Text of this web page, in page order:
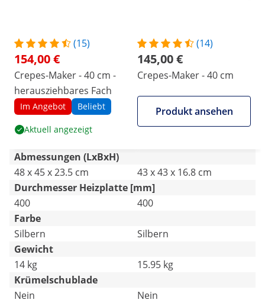
(15)
154,00 €
Crepes-Maker - 40 cm -
herausziehbares Fach
Im Angebot Beliebt
Aktuell angezeigt
(14)
145,00 €
Crepes-Maker - 40 cm
Produkt ansehen
Abmessungen (LxBxH)
48 x 45 x 23.5 cm
43 x 43 x 16.8 cm
Durchmesser Heizplatte [mm]
400
400
Farbe
Silbern
Silbern
Gewicht
14 kg
15.95 kg
Krümelschublade
Nein
Nein